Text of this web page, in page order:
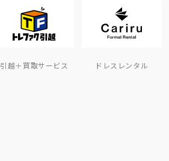
引越＋買取サービス ドレスレンタル